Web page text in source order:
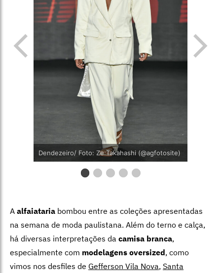
Dendezeiro/ Foto: Ze Takahashi (@agfotosite)
A alfaiataria bombou entre as coleções apresentadas
na semana de moda paulistana. Além do terno e calça,
há diversas interpretações da camisa branca,
especialmente com modelagens oversized, como
vimos nos desfiles de Gefferson Vila Nova, Santa